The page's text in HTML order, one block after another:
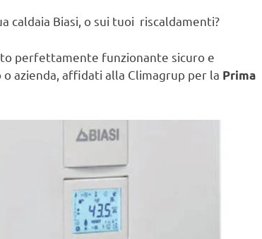
caldaia Biasi, o sui tuoi riscaldamenti?
perfettamente funzionante sicuro e
azienda, affidati alla Climagrup per la Prima